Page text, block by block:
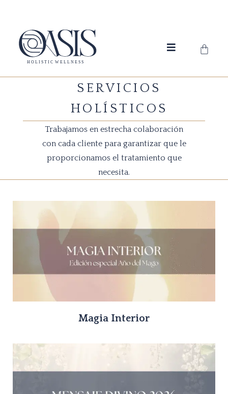
contenido
SERVICIOS
HOLÍSTICOS
Trabajamos en estrecha colaboración
con cada cliente para garantizar que le
proporcionamos el tratamiento que
necesita.
Magia Interior